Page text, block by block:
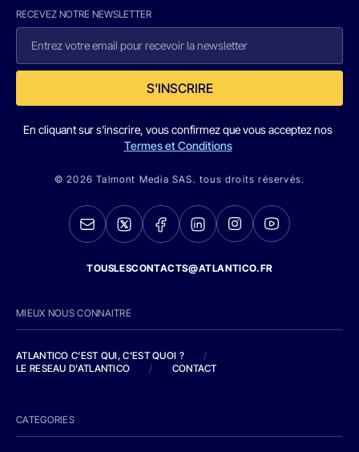
RECEVEZ NOTRE NEWSLETTER
S'INSCRIRE
En cliquant sur s'inscrire, vous confirmez que vous acceptez nos
Termes et Conditions
© 2026 Talmont Media SAS. tous droits réservés.
TOUSLESCONTACTS@ATLANTICO.FR
MIEUX NOUS CONNAITRE
ATLANTICO C'EST QUI, C'EST QUOI ?
/
LE RESEAU D'ATLANTICO
/ CONTACT
CATEGORIES